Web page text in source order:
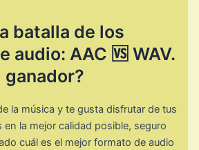
batalla de los
audio: AAC 🆚 WAV.
ganador?
la música y te gusta disfrutar de tus
la mejor calidad posible, seguro
cuál es el mejor formato de audio